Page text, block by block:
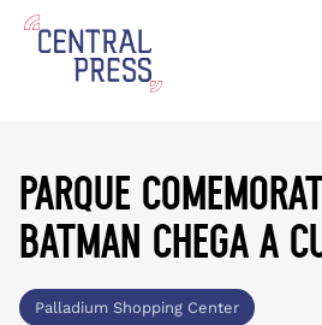
parque
batman chega a
Palladium Shopping Center